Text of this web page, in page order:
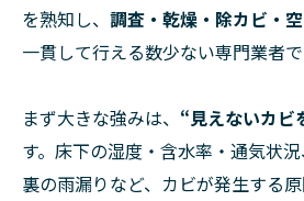
を熟知し、 調査・乾燥・除カビ・
一貫して行える数少ない専門業者で
まず大きな強みは、 “見えないカビ
す。床下の湿度・含水率・通気状
裏の雨漏りなど、カビが発生する